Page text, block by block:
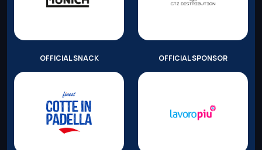
OFFICIAL SNACK OFFICIAL SPONSOR